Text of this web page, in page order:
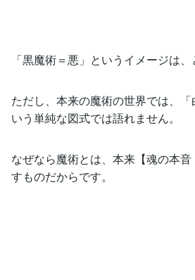
「黒魔術＝悪」というイメージは、
ただし、本来の魔術の世界では、
いう単純な図式では語れません。
なぜなら魔術とは、本来【魂の本
すものだからです。